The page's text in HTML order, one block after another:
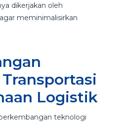
dikerjakan oleh
meminimalisirkan
Logistik
teknologi